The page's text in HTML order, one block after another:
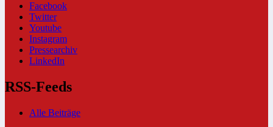
Facebook
Twitter
Youtube
Instagram
Pressearchiv
LinkedIn
RSS-Feeds
Alle Beiträge